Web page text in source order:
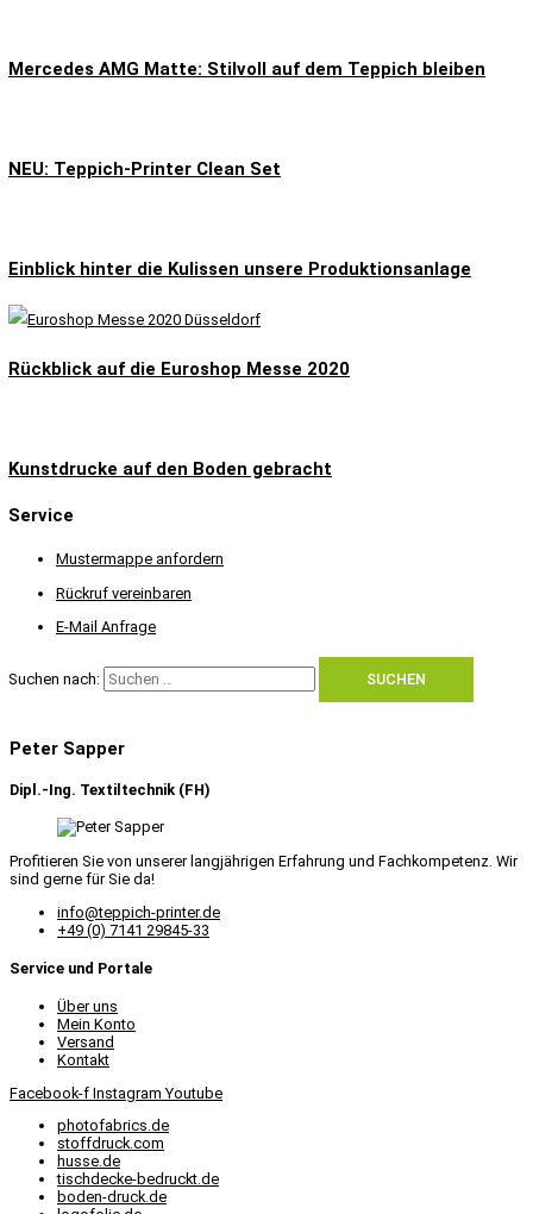
Mercedes AMG Matte: Stilvoll auf dem Teppich bleiben
NEU: Teppich-Printer Clean Set
Einblick hinter die Kulissen unsere Produktionsanlage
Rückblick auf die Euroshop Messe 2020
Kunstdrucke auf den Boden gebracht
Service
Mustermappe anfordern
Rückruf vereinbaren
E-Mail Anfrage
Suchen nach:
Peter Sapper
Dipl.-Ing. Textiltechnik (FH)
Profitieren Sie von unserer langjährigen Erfahrung und Fachkompetenz. Wir
sind gerne für Sie da!
info@teppich-printer.de
+49 (0) 7141 29845-33
Service und Portale
Über uns
Mein Konto
Versand
Kontakt
Facebook-f Instagram Youtube
photofabrics.de
stoffdruck.com
husse.de
tischdecke-bedruckt.de
boden-druck.de